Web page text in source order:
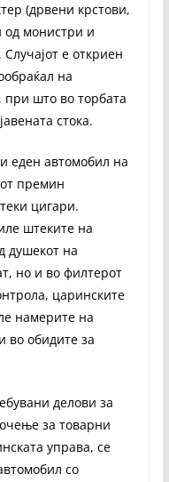
(дрвени крстови,
од монистри и
е откриен
на
при што во торбата
стока.
еден автомобил на
премин
цигари.
штеките на
душекот на
но и во филтерот
царинските
намерите на
во обидите за
делови за
за товарни
управа, се
со